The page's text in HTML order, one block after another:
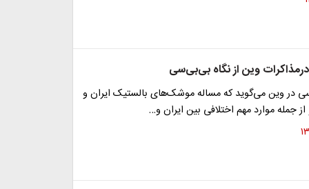
وین از نگاه بی‌بی‌سی
در وین می‌گوید که مساله موشک‌های بالستیک ایران و
جمله موارد مهم اختلافی بین ایران و…